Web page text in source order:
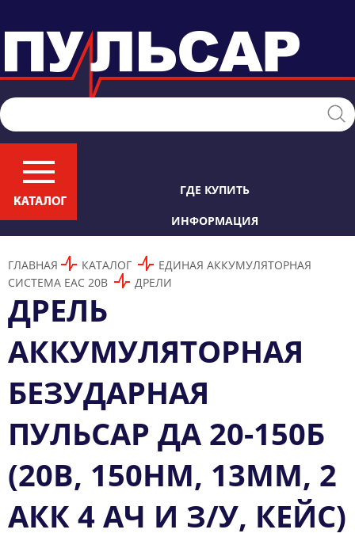
ГДЕ КУПИТЬ
ИНФОРМАЦИЯ
ГЛАВНАЯ КАТАЛОГ
ЕДИНАЯ АККУМУЛЯТОРНАЯ
СИСТЕМА ЕАС 20В
ДРЕЛИ
ДРЕЛЬ
АККУМУЛЯТОРНАЯ
БЕЗУДАРНАЯ
ПУЛЬСАР ДА 20-150Б
(20В, 150НМ, 13ММ, 2
АКК 4 АЧ И З/У, КЕЙС)